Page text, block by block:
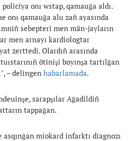
policiya onı wstap, qamauğa aldı.
onı qamauğa alu zañ ayasında
sebepteri men män-jayların
men arnayı kardiologtar
zerttedi. Olardıñ arasında
ötinişi boyınşa tartılğan
– delingen habarlamada.
sarapşılar Ağadildiñ
tappağan.
miokard infarktı diagnozı